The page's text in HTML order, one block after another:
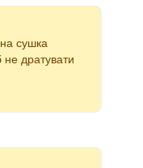
сушка
дратувати